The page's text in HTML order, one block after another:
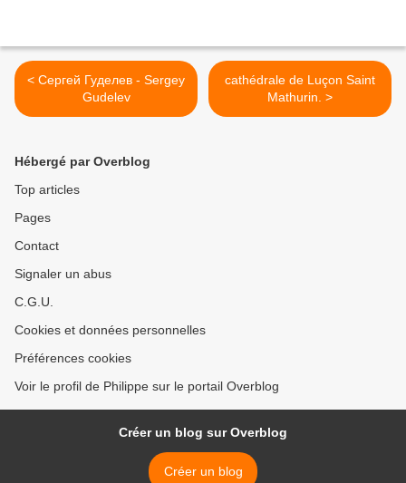
< Сергей Гуделев - Sergey
Gudelev
cathédrale de Luçon Saint
Mathurin. >
Hébergé par Overblog
Top articles
Pages
Contact
Signaler un abus
C.G.U.
Cookies et données personnelles
Préférences cookies
Voir le profil de Philippe sur le portail Overblog
Créer un blog sur Overblog
Créer un blog